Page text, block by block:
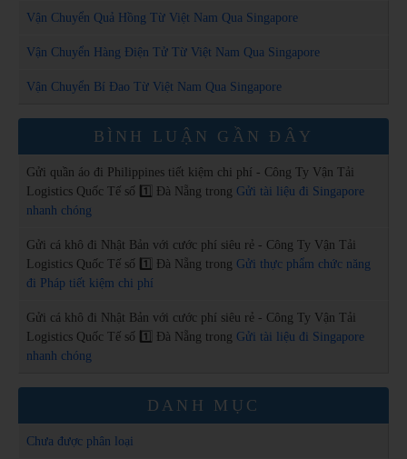
Vận Chuyển Quả Hồng Từ Việt Nam Qua Singapore
Vận Chuyển Hàng Điện Tử Từ Việt Nam Qua Singapore
Vận Chuyển Bí Đao Từ Việt Nam Qua Singapore
BÌNH LUẬN GẦN ĐÂY
Gửi quần áo đi Philippines tiết kiệm chi phí - Công Ty Vận Tải
Logistics Quốc Tế số 1️⃣ Đà Nẵng trong Gửi tài liệu đi Singapore
nhanh chóng
Gửi cá khô đi Nhật Bản với cước phí siêu rẻ - Công Ty Vận Tải
Logistics Quốc Tế số 1️⃣ Đà Nẵng trong Gửi thực phẩm chức năng
đi Pháp tiết kiệm chi phí
Gửi cá khô đi Nhật Bản với cước phí siêu rẻ - Công Ty Vận Tải
Logistics Quốc Tế số 1️⃣ Đà Nẵng trong Gửi tài liệu đi Singapore
nhanh chóng
DANH MỤC
Chưa được phân loại